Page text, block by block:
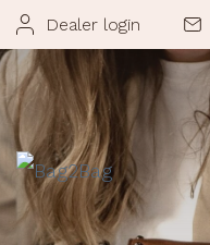
Dealer login